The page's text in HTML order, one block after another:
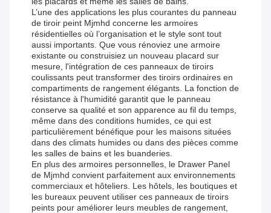
L’une des applications les plus courantes du panneau
de tiroir peint Mjmhd concerne les armoires
résidentielles où l’organisation et le style sont tout
aussi importants. Que vous rénoviez une armoire
existante ou construisiez un nouveau placard sur
mesure, l'intégration de ces panneaux de tiroirs
coulissants peut transformer des tiroirs ordinaires en
compartiments de rangement élégants. La fonction de
résistance à l'humidité garantit que le panneau
conserve sa qualité et son apparence au fil du temps,
même dans des conditions humides, ce qui est
particulièrement bénéfique pour les maisons situées
dans des climats humides ou dans des pièces comme
les salles de bains et les buanderies.
En plus des armoires personnelles, le Drawer Panel
de Mjmhd convient parfaitement aux environnements
commerciaux et hôteliers. Les hôtels, les boutiques et
les bureaux peuvent utiliser ces panneaux de tiroirs
peints pour améliorer leurs meubles de rangement,